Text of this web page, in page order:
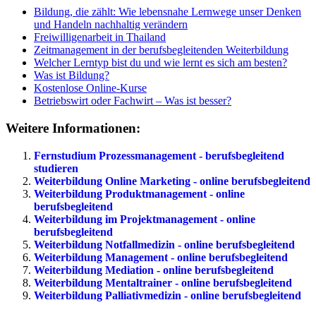
Bildung, die zählt: Wie lebensnahe Lernwege unser Denken
und Handeln nachhaltig verändern
Freiwilligenarbeit in Thailand
Zeitmanagement in der berufsbegleitenden Weiterbildung
Welcher Lerntyp bist du und wie lernt es sich am besten?
Was ist Bildung?
Kostenlose Online-Kurse
Betriebswirt oder Fachwirt – Was ist besser?
Weitere Informationen:
Fernstudium Prozessmanagement - berufsbegleitend
studieren
Weiterbildung Online Marketing - online berufsbegleitend
Weiterbildung Produktmanagement - online
berufsbegleitend
Weiterbildung im Projektmanagement - online
berufsbegleitend
Weiterbildung Notfallmedizin - online berufsbegleitend
Weiterbildung Management - online berufsbegleitend
Weiterbildung Mediation - online berufsbegleitend
Weiterbildung Mentaltrainer - online berufsbegleitend
Weiterbildung Palliativmedizin - online berufsbegleitend